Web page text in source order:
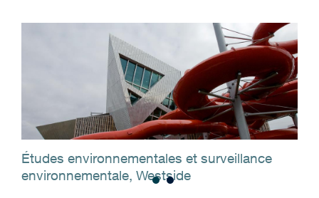
Études environnementales et surveillance
environnementale, Westside